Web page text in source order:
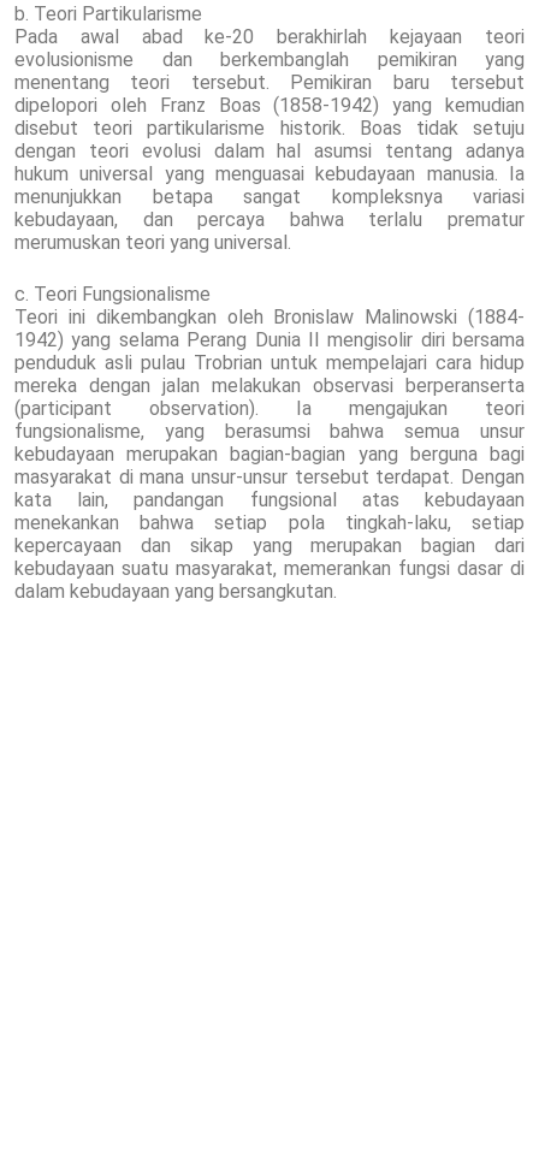
b. Teori Partikularisme
Pada awal abad ke-20 berakhirlah kejayaan teori
evolusionisme dan berkembanglah pemikiran yang
menentang teori tersebut. Pemikiran baru tersebut
dipelopori oleh Franz Boas (1858-1942) yang kemudian
disebut teori partikularisme historik. Boas tidak setuju
dengan teori evolusi dalam hal asumsi tentang adanya
hukum universal yang menguasai kebudayaan manusia. Ia
menunjukkan betapa sangat kompleksnya variasi
kebudayaan, dan percaya bahwa terlalu prematur
merumuskan teori yang universal.
c. Teori Fungsionalisme
Teori ini dikembangkan oleh Bronislaw Malinowski (1884-
1942) yang selama Perang Dunia II mengisolir diri bersama
penduduk asli pulau Trobrian untuk mempelajari cara hidup
mereka dengan jalan melakukan observasi berperanserta
(participant observation). Ia mengajukan teori
fungsionalisme, yang berasumsi bahwa semua unsur
kebudayaan merupakan bagian-bagian yang berguna bagi
masyarakat di mana unsur-unsur tersebut terdapat. Dengan
kata lain, pandangan fungsional atas kebudayaan
menekankan bahwa setiap pola tingkah-laku, setiap
kepercayaan dan sikap yang merupakan bagian dari
kebudayaan suatu masyarakat, memerankan fungsi dasar di
dalam kebudayaan yang bersangkutan.